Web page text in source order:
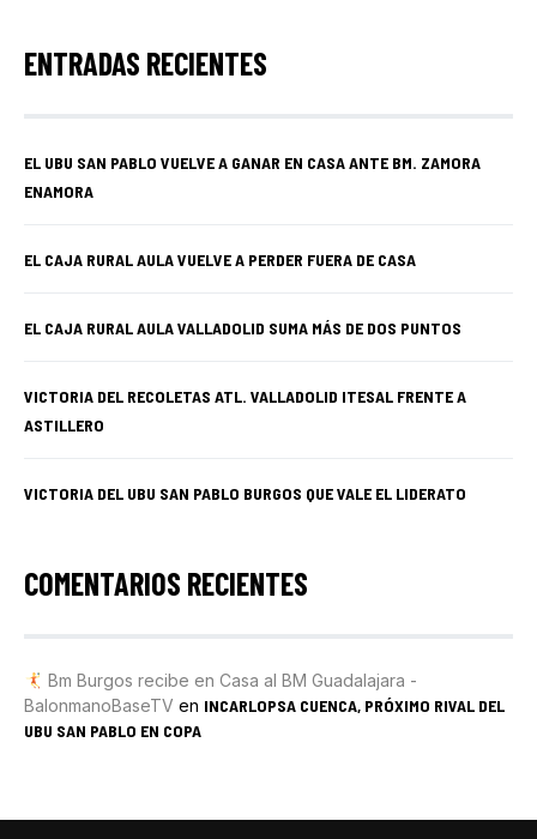
ENTRADAS RECIENTES
EL UBU SAN PABLO VUELVE A GANAR EN CASA ANTE BM. ZAMORA
ENAMORA
EL CAJA RURAL AULA VUELVE A PERDER FUERA DE CASA
EL CAJA RURAL AULA VALLADOLID SUMA MÁS DE DOS PUNTOS
VICTORIA DEL RECOLETAS ATL. VALLADOLID ITESAL FRENTE A
ASTILLERO
VICTORIA DEL UBU SAN PABLO BURGOS QUE VALE EL LIDERATO
COMENTARIOS RECIENTES
Bm Burgos recibe en Casa al BM Guadalajara -
BalonmanoBaseTV en INCARLOPSA CUENCA, PRÓXIMO RIVAL DEL
UBU SAN PABLO EN COPA